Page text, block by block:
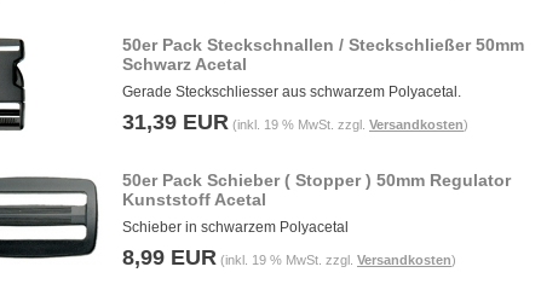
50er Pack Steckschnallen / Steckschließer 50mm
Schwarz Acetal
Gerade Steckschliesser aus schwarzem Polyacetal.
31,39 EUR (inkl. 19 % MwSt. zzgl. Versandkosten)
50er Pack Schieber ( Stopper ) 50mm Regulator
Kunststoff Acetal
Schieber in schwarzem Polyacetal
8,99 EUR (inkl. 19 % MwSt. zzgl. Versandkosten)